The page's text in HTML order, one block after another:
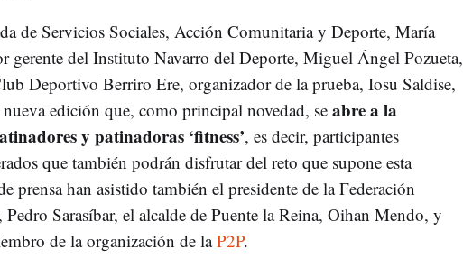
de Servicios Sociales, Acción Comunitaria y Deporte, María
gerente del Instituto Navarro del Deporte, Miguel Ángel Pozueta,
Deportivo Berriro Ere, organizador de la prueba, Iosu Saldise,
nueva edición que, como principal novedad, se abre a la
y patinadoras ‘fitness’, es decir, participantes
que también podrán disfrutar del reto que supone esta
prensa han asistido también el presidente de la Federación
Pedro Sarasíbar, el alcalde de Puente la Reina, Oihan Mendo, y
de la organización de laP2P.